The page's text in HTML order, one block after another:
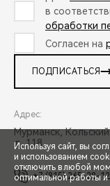
в
обработки
Согласен на
ПОДПИСАТЬСЯ
Адрес:
Мурманск,
д. 118
+7 (815) 265-28-12
Используя сайт, вы
и использованием
отключить в любой
оптимальной работы и